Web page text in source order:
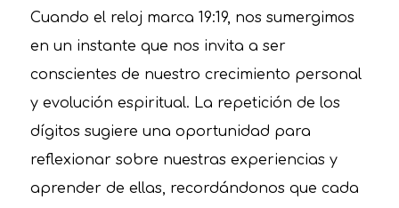
Cuando el reloj marca 19:19, nos sumergimos
en un instante que nos invita a ser
conscientes de nuestro crecimiento personal
y evolución espiritual. La repetición de los
dígitos sugiere una oportunidad para
reflexionar sobre nuestras experiencias y
aprender de ellas, recordándonos que cada